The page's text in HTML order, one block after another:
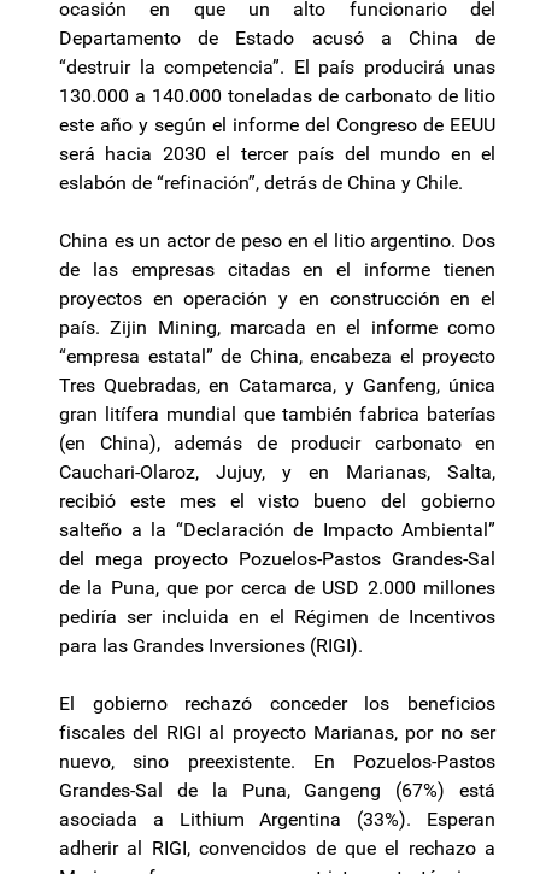
ocasión en que un alto funcionario del
Departamento de Estado acusó a China de
“destruir la competencia”. El país producirá unas
130.000 a 140.000 toneladas de carbonato de litio
este año y según el informe del Congreso de EEUU
será hacia 2030 el tercer país del mundo en el
eslabón de “refinación”, detrás de China y Chile.
China es un actor de peso en el litio argentino. Dos
de las empresas citadas en el informe tienen
proyectos en operación y en construcción en el
país.Zijin Mining, marcada en el informe como
“empresa estatal” de China, encabeza el proyecto
Tres Quebradas, en Catamarca, y Ganfeng, única
gran
litífera mundial que también fabrica baterías
(en China), además de producir carbonato en
Cauchari-Olaroz, Jujuy, y en Marianas, Salta,
recibió este mes el visto bueno del gobierno
salteño a la “Declaración de Impacto Ambiental”
del mega proyecto Pozuelos-Pastos Grandes-Sal
de la Puna, que por cerca de USD 2.000 millones
pediría ser incluida en el Régimen de Incentivos
para las Grandes Inversiones (RIGI).
El gobierno rechazó conceder los beneficios
fiscales del RIGI al proyecto Marianas, por no ser
nuevo, sino preexistente. En Pozuelos-Pastos
Grandes-Sal de la Puna, Gangeng (67%) está
asociada a Lithium Argentina (33%). Esperan
adherir al RIGI, convencidos de que el rechazo a